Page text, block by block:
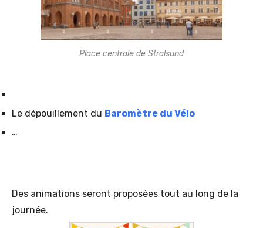
Place centrale de Stralsund
Le dépouillement du Baromètre du Vélo
…
Des animations seront proposées tout au long de la
journée.